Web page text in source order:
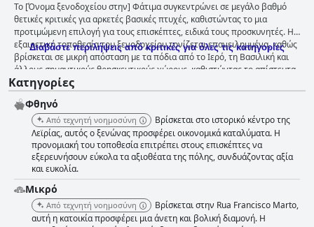
Το [Όνομα ξενοδοχείου στην] Φάτιμα συγκεντρώνει σε μεγάλο βαθμό
θετικές κριτικές για αρκετές βασικές πτυχές, καθιστώντας το μια
προτιμώμενη επιλογή για τους επισκέπτες, ειδικά τους προσκυνητές. Η
εξαιρετική τοποθεσία του ξενοδοχείου τονίζεται επανειλημμένα, καθώς
βρίσκεται σε μικρή απόσταση με τα πόδια από το Ιερό, τη Βασιλική και
άλλους σημαντικούς θρησκευτικούς χώρους, καθιστώντας το απίστευτα
βολικό για τους ταξιδιώτες. Το ήσυχο περιβάλλον του, η εγγύτητα σε
ανέσεις όπως καταστήματα και εστιατόρια, καθώς και η προσβάσιμη
στάθμευση και η πρόσβαση στον αυτοκινητόδρομο προσθέτουν στην
ελκυστικότητά του. Η ζεστασιά και η εξυπηρετικότητα του προσωπικού
ενισχύουν περαιτέρω τις εμπειρίες των επισκεπτών, προσθέτοντας στη
συνολική ευκολία και άνεση. Το πρωινό στο [Όνομα ξενοδοχείου]
λαμβάνει επαίνους για την αξία και τις ουσιαστικές μερίδες του, παρά
την απλότητά του. Οι επισκέπτες εκτιμούν τα βασικά όπως το ψωμί, ο
καφές και οι πρόσθετες επιλογές αλλαντικών και τυριών. Η ποιότητα και
η φιλική εξυπηρέτηση κατά τη διάρκεια του πρωινού σημειώνονται
συχνά, αν και ορισμένοι επισκέπτες προτείνουν την ανάγκη για
μεγαλύτερη ποικιλία, ιδιαίτερα σε πιο υγιεινές επιλογές. Η καθαριότητα
Διαβάστε περιλήψεις από κριτικές για όλες τις κατηγορίες
Κατηγορίες
Φθηνό
Από τεχνητή νοημοσύνη
Βρίσκεται στο ιστορικό κέντρο της
Λεϊρίας, αυτός ο ξενώνας προσφέρει οικονομικά καταλύματα. Η
προνομιακή του τοποθεσία επιτρέπει στους επισκέπτες να
εξερευνήσουν εύκολα τα αξιοθέατα της πόλης, συνδυάζοντας αξία
και ευκολία.
Μικρό
Από τεχνητή νοημοσύνη
Βρίσκεται στην Rua Francisco Marto,
αυτή η κατοικία προσφέρει μια άνετη και βολική διαμονή. Η